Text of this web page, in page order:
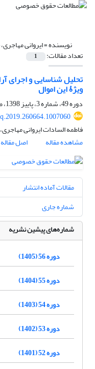
نویسنده =ایروانی
تعداد مقالات: 1
تحلیل شناسایی و اجرای
ویژۀ این اموال
دوره 49، شماره 3، پاییز 1398، صفحه
فاطمه السادات ایروانی
مشاهده مقاله
اصل مقاله
مقالات آماده انتشار
شماره جاری
شماره‌های پیشین نشریه
دوره 56 (1405)
دوره 55 (1404)
دوره 54 (1403)
دوره 53 (1402)
دوره 52 (1401)